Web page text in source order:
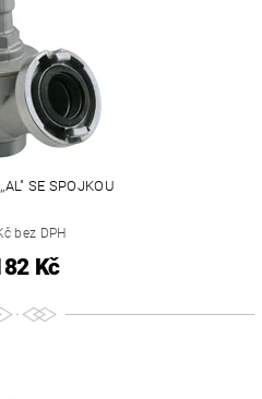
SE SPOJKOU
bez DPH
Kč